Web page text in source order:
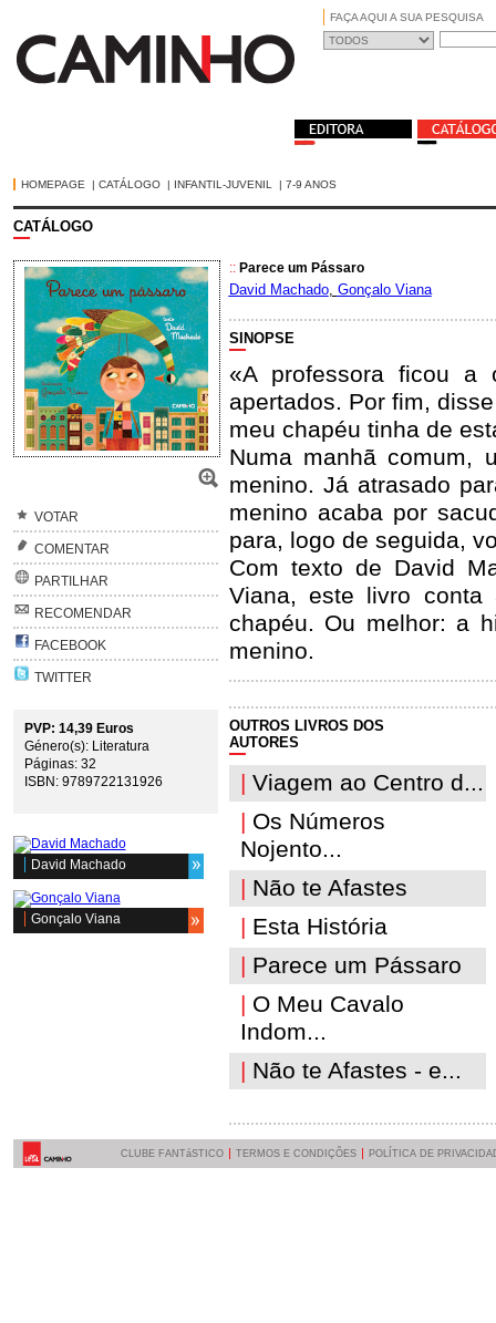
FAÇA AQUI A SUA PESQUISA
HOMEPAGE | CATÁLOGO| INFANTIL-JUVENIL | 7-9 ANOS
CATÁLOGO
VOTAR
COMENTAR
PARTILHAR
RECOMENDAR
FACEBOOK
TWITTER
PVP: 14,39 Euros
Género(s): Literatura
Páginas: 32
ISBN: 9789722131926
David Machado
Gonçalo Viana
:: Parece um Pássaro
David Machado, Gonçalo Viana
SINOPSE
«A professora ficou
apertados. Por fim,
meu chapéu tinha de
Numa manhã comum,
menino. Já atrasado
menino acaba por
para, logo de seguida,
Com texto de David
Viana, este livro
chapéu. Ou melhor: a
menino.
OUTROS LIVROS DOS
AUTORES
| Viagem ao Centro d...
| Os Números
Nojento...
| Não te Afastes
| Esta História
| Parece um Pássaro
| O Meu Cavalo
Indom...
| Não te Afastes - e...
CLUBE FANTáSTICO TERMOS E CONDIÇÕES POLÍTICA DE